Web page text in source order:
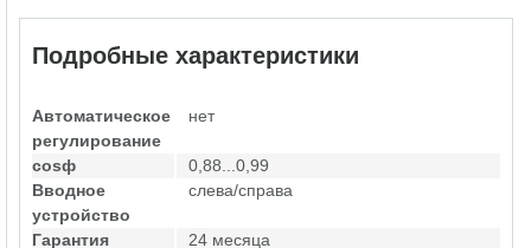
Подробные характеристики
Автоматическое
регулирование
нет
cosф
0,88...0,99
Вводное
устройство
слева/справа
Гарантия
24 месяца